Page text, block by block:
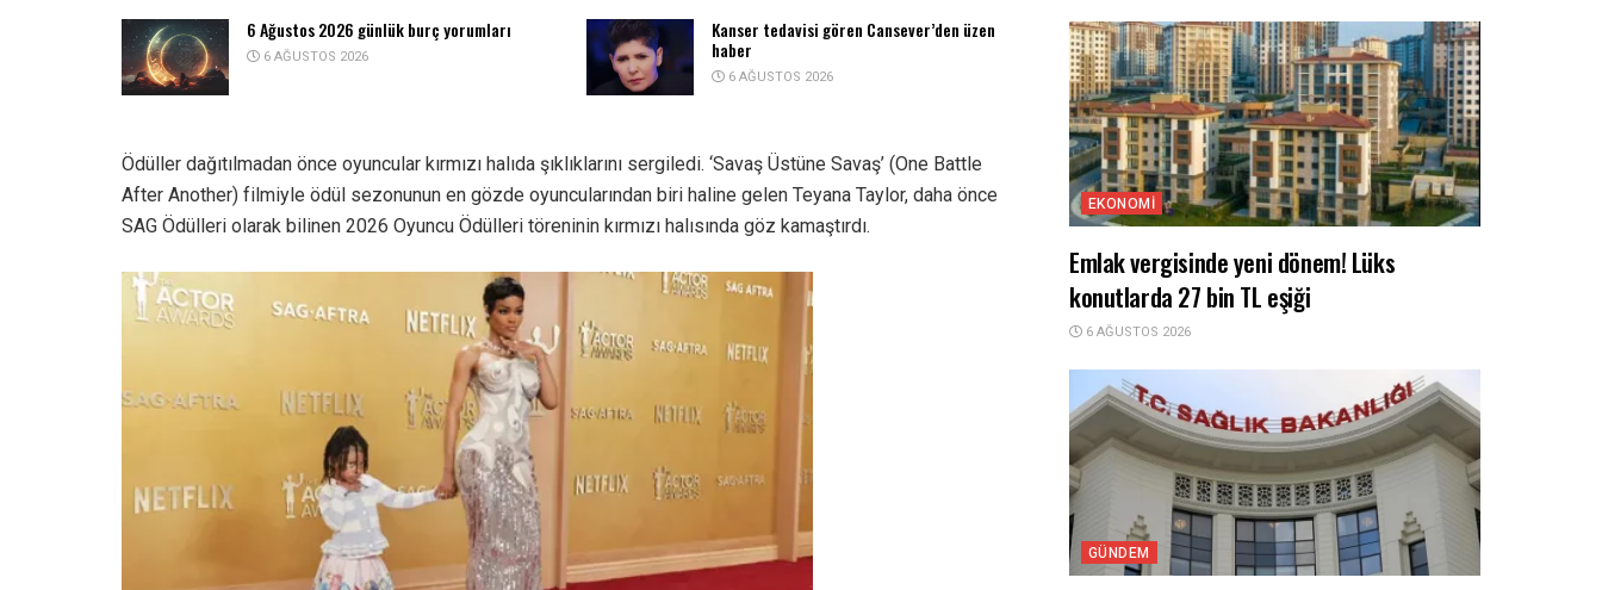
6 Ağustos 2026 günlük burç yorumları
6 AĞUSTOS 2026
Kanser tedavisi gören Cansever’den üzen
haber
6 AĞUSTOS 2026
Ödüller dağıtılmadan önce oyuncular kırmızı halıda şıklıklarını sergiledi. ‘Savaş Üstüne Savaş’ (One Battle
After Another) filmiyle ödül sezonunun en gözde oyuncularından biri haline gelen Teyana Taylor, daha önce
SAG Ödülleri olarak bilinen 2026 Oyuncu Ödülleri töreninin kırmızı halısında göz kamaştırdı.
EKONOMI
Emlak vergisinde yeni dönem! Lüks
konutlarda 27 bin TL eşiği
6 AĞUSTOS 2026
GÜNDEM